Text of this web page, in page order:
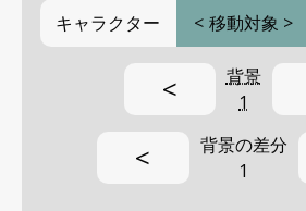
キャラクター < 移動対象 >
<
背景
1
<
背景の差分
1